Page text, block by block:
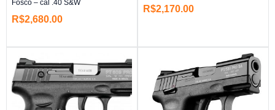
Fosco – cal .40 S&W
R$2,680.00
R$2,170.00